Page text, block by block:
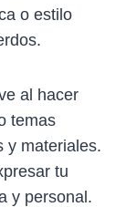
o estilo
al hacer
temas
y materiales.
tu
y personal.